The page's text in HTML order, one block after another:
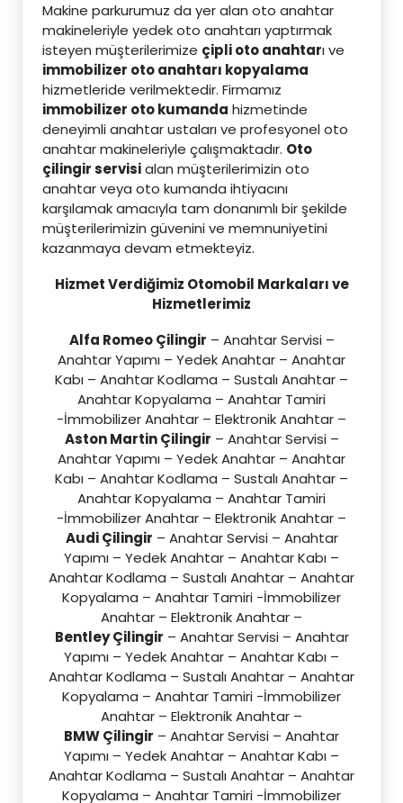
Makine parkurumuz da yer alan oto anahtar
makineleriyle yedek oto anahtarı yaptırmak
isteyen müşterilerimize çipli oto anahtarı ve
immobilizer oto anahtarı kopyalama
hizmetleride verilmektedir. Firmamız
immobilizer oto kumanda hizmetinde
deneyimli anahtar ustaları ve profesyonel oto
anahtar makineleriyle çalışmaktadır. Oto
çilingir servisialan müşterilerimizin oto
anahtar veya oto kumanda ihtiyacını
karşılamak amacıyla tam donanımlı bir şekilde
müşterilerimizin güvenini ve memnuniyetini
kazanmaya devam etmekteyiz.
Hizmet Verdiğimiz Otomobil Markaları ve
Hizmetlerimiz
Alfa Romeo Çilingir – Anahtar Servisi –
Anahtar Yapımı – Yedek Anahtar – Anahtar
Kabı – Anahtar Kodlama – Sustalı Anahtar –
Anahtar Kopyalama – Anahtar Tamiri
-İmmobilizer Anahtar – Elektronik Anahtar –
Aston Martin Çilingir – Anahtar Servisi –
Anahtar Yapımı – Yedek Anahtar – Anahtar
Kabı – Anahtar Kodlama – Sustalı Anahtar –
Anahtar Kopyalama – Anahtar Tamiri
-İmmobilizer Anahtar – Elektronik Anahtar –
Audi Çilingir – Anahtar Servisi – Anahtar
Yapımı – Yedek Anahtar – Anahtar Kabı –
Anahtar Kodlama – Sustalı Anahtar – Anahtar
Kopyalama – Anahtar Tamiri -İmmobilizer
Anahtar – Elektronik Anahtar –
Bentley Çilingir – Anahtar Servisi – Anahtar
Yapımı – Yedek Anahtar – Anahtar Kabı –
Anahtar Kodlama – Sustalı Anahtar – Anahtar
Kopyalama – Anahtar Tamiri -İmmobilizer
Anahtar – Elektronik Anahtar –
BMW Çilingir – Anahtar Servisi – Anahtar
Yapımı – Yedek Anahtar – Anahtar Kabı –
Anahtar Kodlama – Sustalı Anahtar – Anahtar
Kopyalama – Anahtar Tamiri -İmmobilizer